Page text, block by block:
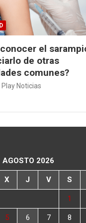
el
de otras
comunes?
Play Noticias
AGOSTO 2026
X J V S
1
5 6 7 8